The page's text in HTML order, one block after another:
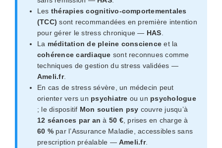
Les thérapies cognitivo-comportementales
(TCC) sont recommandées en première intention
pour gérer le stress chronique — HAS
La méditation de pleine conscience et la
cohérence cardiaque sont reconnues comme
techniques de gestion du stress validées —
Ameli.fr.
En cas de stress sévère, un médecin peut
orienter vers un psychiatre ou un psychologue
; le dispositif Mon soutien psy couvre jusqu’à
12 séances par an à 50 €, prises en charge à
60 %par l’Assurance Maladie, accessibles sans
prescription préalable — Ameli.fr.